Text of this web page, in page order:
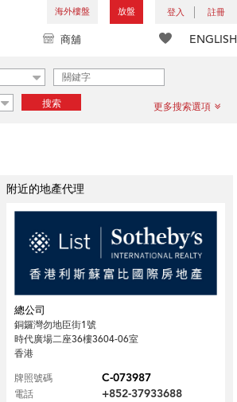
海外樓盤 放盤 登入 註冊
ENGLISH
商舖
搜索 更多搜索選項
附近的地產代理
總公司
銅鑼灣勿地臣街1號
時代廣場二座36樓3604-06室
香港
牌照號碼
C-073987
電話 +852-37933688